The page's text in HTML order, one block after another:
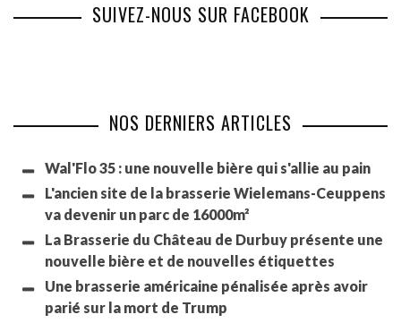
SUIVEZ-NOUS SUR FACEBOOK
NOS DERNIERS ARTICLES
Wal'Flo 35 : une nouvelle bière qui s'allie au pain
L'ancien site de la brasserie Wielemans-Ceuppens
va devenir un parc de 16000m²
La Brasserie du Château de Durbuy présente une
nouvelle bière et de nouvelles étiquettes
Une brasserie américaine pénalisée après avoir
parié sur la mort de Trump